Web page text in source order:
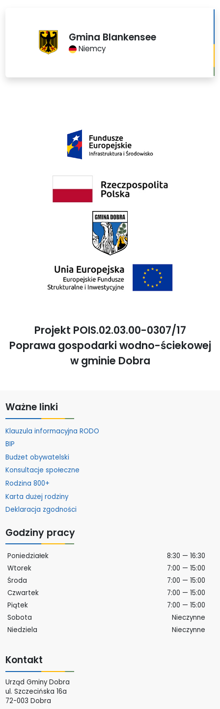
Gmina Blankensee
Niemcy
Projekt POIS.02.03.00-0307/17
Poprawa gospodarki wodno-ściekowej
w gminie Dobra
Ważne linki
Klauzula informacyjna RODO
BIP
Budżet obywatelski
Konsultacje społeczne
Rodzina 800+
Karta dużej rodziny
Deklaracja zgodności
Godziny pracy
Poniedziałek
8:30 — 16:30
Wtorek
7:00 — 15:00
Środa
7:00 — 15:00
Czwartek
7:00 — 15:00
Piątek
7:00 — 15:00
Sobota
Nieczynne
Niedziela
Nieczynne
Kontakt
Urząd Gminy Dobra
ul. Szczecińska 16a
72-003 Dobra